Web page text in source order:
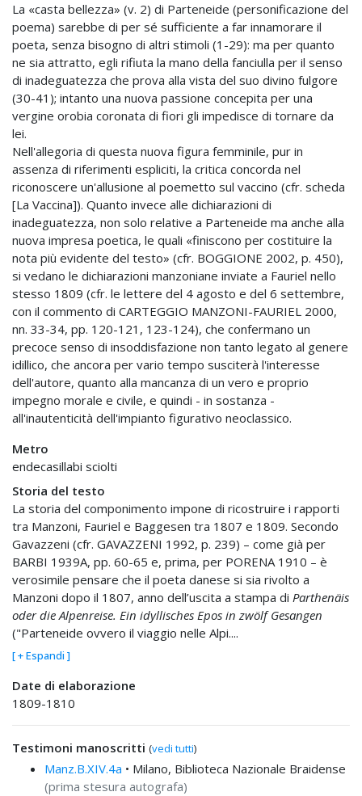
La «casta bellezza» (v. 2) di Parteneide (personificazione del
poema) sarebbe di per sé sufficiente a far innamorare il
poeta, senza bisogno di altri stimoli (1-29): ma per quanto
ne sia attratto, egli rifiuta la mano della fanciulla per il senso
di inadeguatezza che prova alla vista del suo divino fulgore
(30-41); intanto una nuova passione concepita per una
vergine orobia coronata di fiori gli impedisce di tornare da
lei.
Nell'allegoria di questa nuova figura femminile, pur in
assenza di riferimenti espliciti, la critica concorda nel
riconoscere un'allusione al poemetto sul vaccino (cfr. scheda
[La Vaccina]). Quanto invece alle dichiarazioni di
inadeguatezza, non solo relative a Parteneide ma anche alla
nuova impresa poetica, le quali «finiscono per costituire la
nota più evidente del testo» (cfr. BOGGIONE 2002, p. 450),
si vedano le dichiarazioni manzoniane inviate a Fauriel nello
stesso 1809 (cfr. le lettere del 4 agosto e del 6 settembre,
con il commento di CARTEGGIO MANZONI-FAURIEL 2000,
nn. 33-34, pp. 120-121, 123-124), che confermano un
precoce senso di insoddisfazione non tanto legato al genere
idillico, che ancora per vario tempo susciterà l'interesse
dell'autore, quanto alla mancanza di un vero e proprio
impegno morale e civile, e quindi - in sostanza -
all'inautenticità dell'impianto figurativo neoclassico.
Metro
endecasillabi sciolti
Storia del testo
La storia del componimento impone di ricostruire i rapporti
tra Manzoni, Fauriel e Baggesen tra 1807 e 1809. Secondo
Gavazzeni (cfr. GAVAZZENI 1992, p. 239) – come già per
BARBI 1939A, pp. 60-65 e, prima, per PORENA 1910 – è
verosimile pensare che il poeta danese si sia rivolto a
Manzoni dopo il 1807, anno dell’uscita a stampa di Parthenäis
oder die Alpenreise. Ein idyllisches Epos in zwölf Gesangen
("Parteneide ovvero il viaggio nelle Alpi....
[ + Espandi ]
Date di elaborazione
1809-1810
Testimoni manoscritti (vedi tutti)
Manz.B.XIV.4a • Milano, Biblioteca Nazionale Braidense
(prima stesura autografa)